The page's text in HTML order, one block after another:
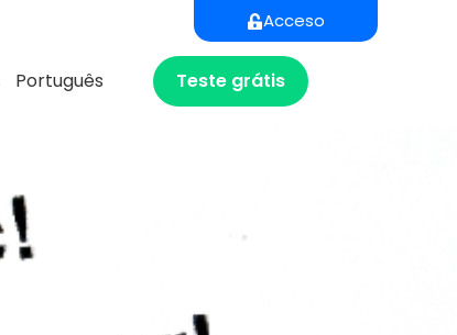
Acceso
Português Teste grátis